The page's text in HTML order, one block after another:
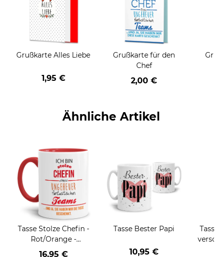
Grußkarte Alles Liebe
1,95 €
Grußkarte für den
Chef
2,00 €
Ähnliche Artikel
Tasse Stolze Chefin -
Rot/Orange -
Keramik Innen &
16,95 €
Tasse Bester Papi
10,95 €
Tasse